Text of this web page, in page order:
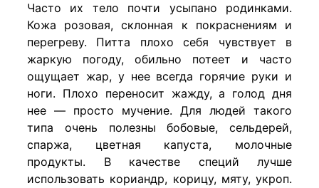
Часто их тело почти усыпано родинками.
Кожа розовая, склонная к покраснениям и
перегреву. Питта плохо себя чувствует в
жаркую погоду, обильно потеет и часто
ощущает жар, у нее всегда горячие руки и
ноги. Плохо переносит жажду, а голод дня
нее — просто мучение. Для людей такого
типа очень полезны бобовые, сельдерей,
спаржа, цветная капуста, молочные
продукты. В качестве специй лучше
использовать кориандр, корицу, мяту, укроп.